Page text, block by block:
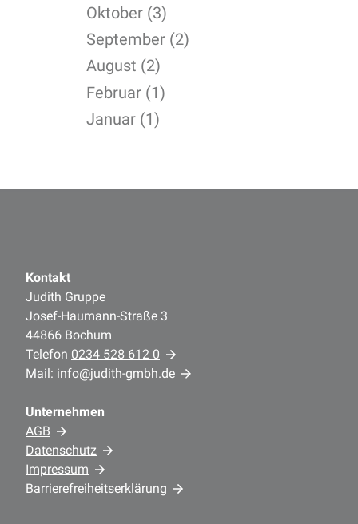
Oktober (3)
September (2)
August (2)
Februar (1)
Januar (1)
Kontakt
Judith Gruppe
Josef-Haumann-Straße 3
44866 Bochum
Telefon 0234 528 612 0
Mail: info@judith-gmbh.de
Unternehmen
AGB
Datenschutz
Impressum
Barrierefreiheitserklärung